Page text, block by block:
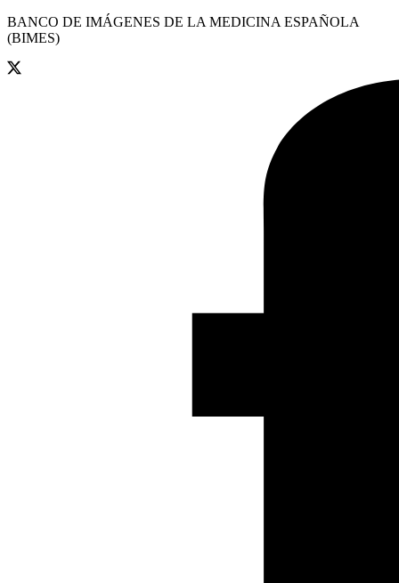
BANCO DE IMÁGENES DE LA MEDICINA ESPAÑOLA
(BIMES)